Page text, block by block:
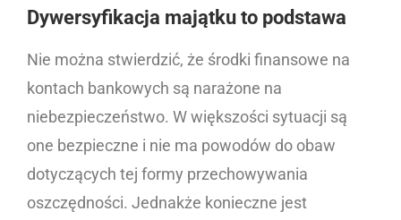
Dywersyfikacja majątku to podstawa
Nie można stwierdzić, że środki finansowe na
kontach bankowych są narażone na
niebezpieczeństwo. W większości sytuacji są
one bezpieczne i nie ma powodów do obaw
dotyczących tej formy przechowywania
oszczędności. Jednakże konieczne jest